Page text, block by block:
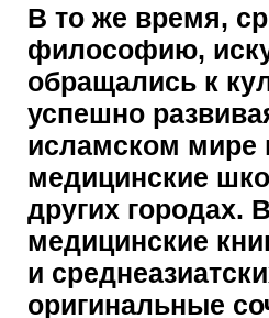
В то же время,
философию,
обращались к
успешно
исламском мире
медицинские
других городах.
медицинские
и
оригинальные